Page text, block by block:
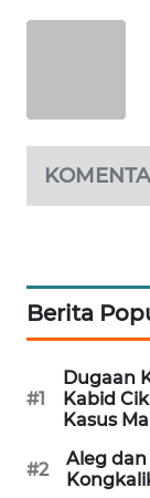
Berita
#1
Dugaan
Kabid
Kasus
#2
Aleg
ALPERKLINAS
TAMBANG
SITUNGIR
NEWS
SIDIKALANG
NEWS